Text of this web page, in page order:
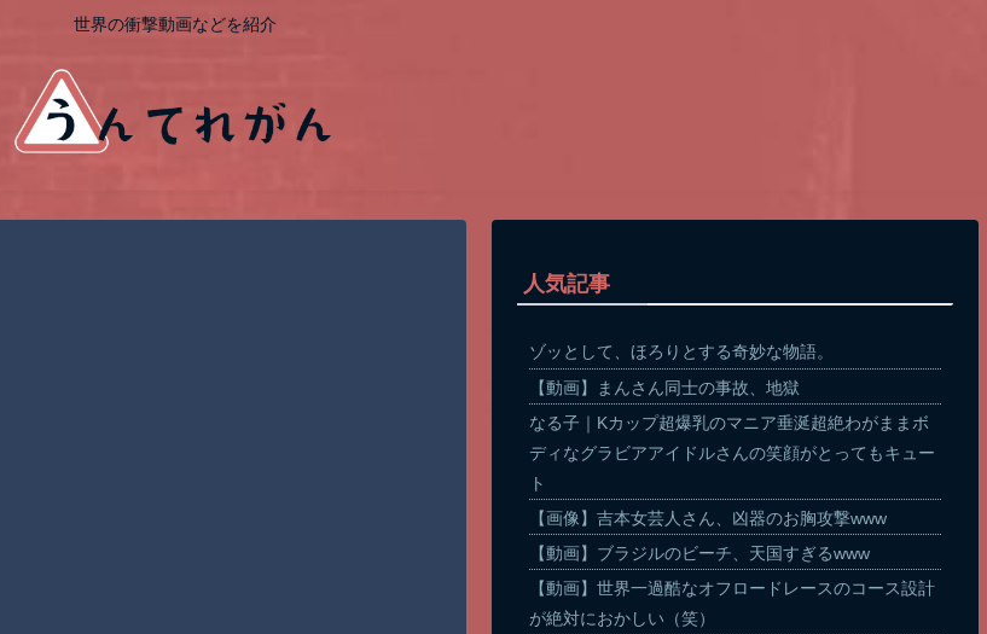
世界の衝撃動画などを紹介
人気記事
ゾッとして、ほろりとする奇妙な物語。
【動画】まんさん同士の事故、地獄
なる子｜Kカップ超爆乳のマニア垂涎超絶わがままボ
ディなグラビアアイドルさんの笑顔がとってもキュー
ト
【画像】吉本女芸人さん、凶器のお胸攻撃www
【動画】ブラジルのビーチ、天国すぎるwww
【動画】世界一過酷なオフロードレースのコース設計
が絶対におかしい（笑）